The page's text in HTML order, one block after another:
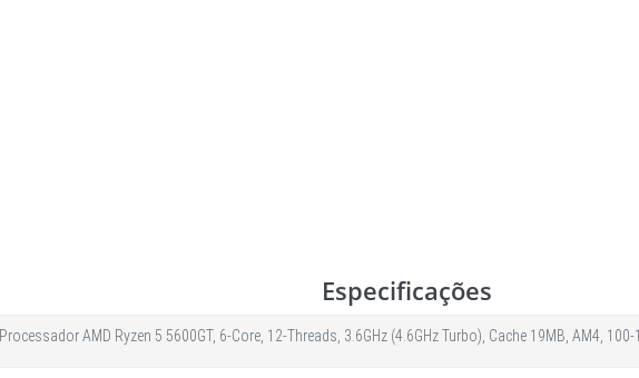
Especificações
Processador AMD Ryzen 5 5600GT, 6-Core, 12-Threads, 3.6GHz (4.6GHz Turbo), Cache 19MB, AM4,